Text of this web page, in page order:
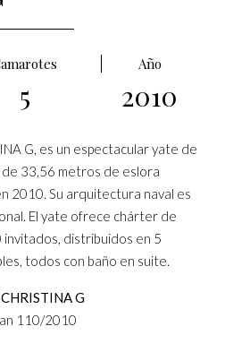
Año
5 2010
G, es un espectacular yate de
33,56 metros de eslora
2010. Su arquitectura naval es
El yate ofrece chárter de
invitados, distribuidos en 5
todos con baño en suite.
G
110/2010